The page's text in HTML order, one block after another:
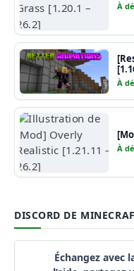
À
À
À
DISCORD DE
Échangez avec